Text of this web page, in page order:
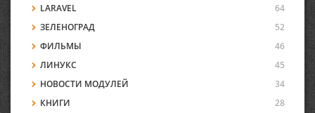
LARAVEL
64
ЗЕЛЕНОГРАД
52
ФИЛЬМЫ
46
ЛИНУКС
45
НОВОСТИ МОДУЛЕЙ
34
КНИГИ
28